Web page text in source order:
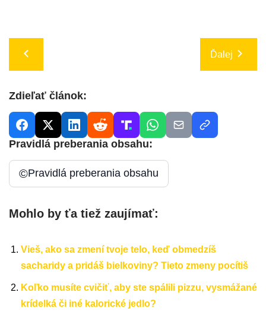
Ďalej
Zdieľať článok:
Pravidlá preberania obsahu:
©Pravidlá preberania obsahu
Mohlo by ťa tiež zaujímať:
Vieš, ako sa zmení tvoje telo, keď obmedzíš
sacharidy a pridáš bielkoviny? Tieto zmeny pocítiš
Koľko musíte cvičiť, aby ste spálili pizzu, vysmážané
krídelká či iné kalorické jedlo?